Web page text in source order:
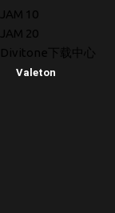
JAM 10
JAM 20
Divitone下载中心
Valeton